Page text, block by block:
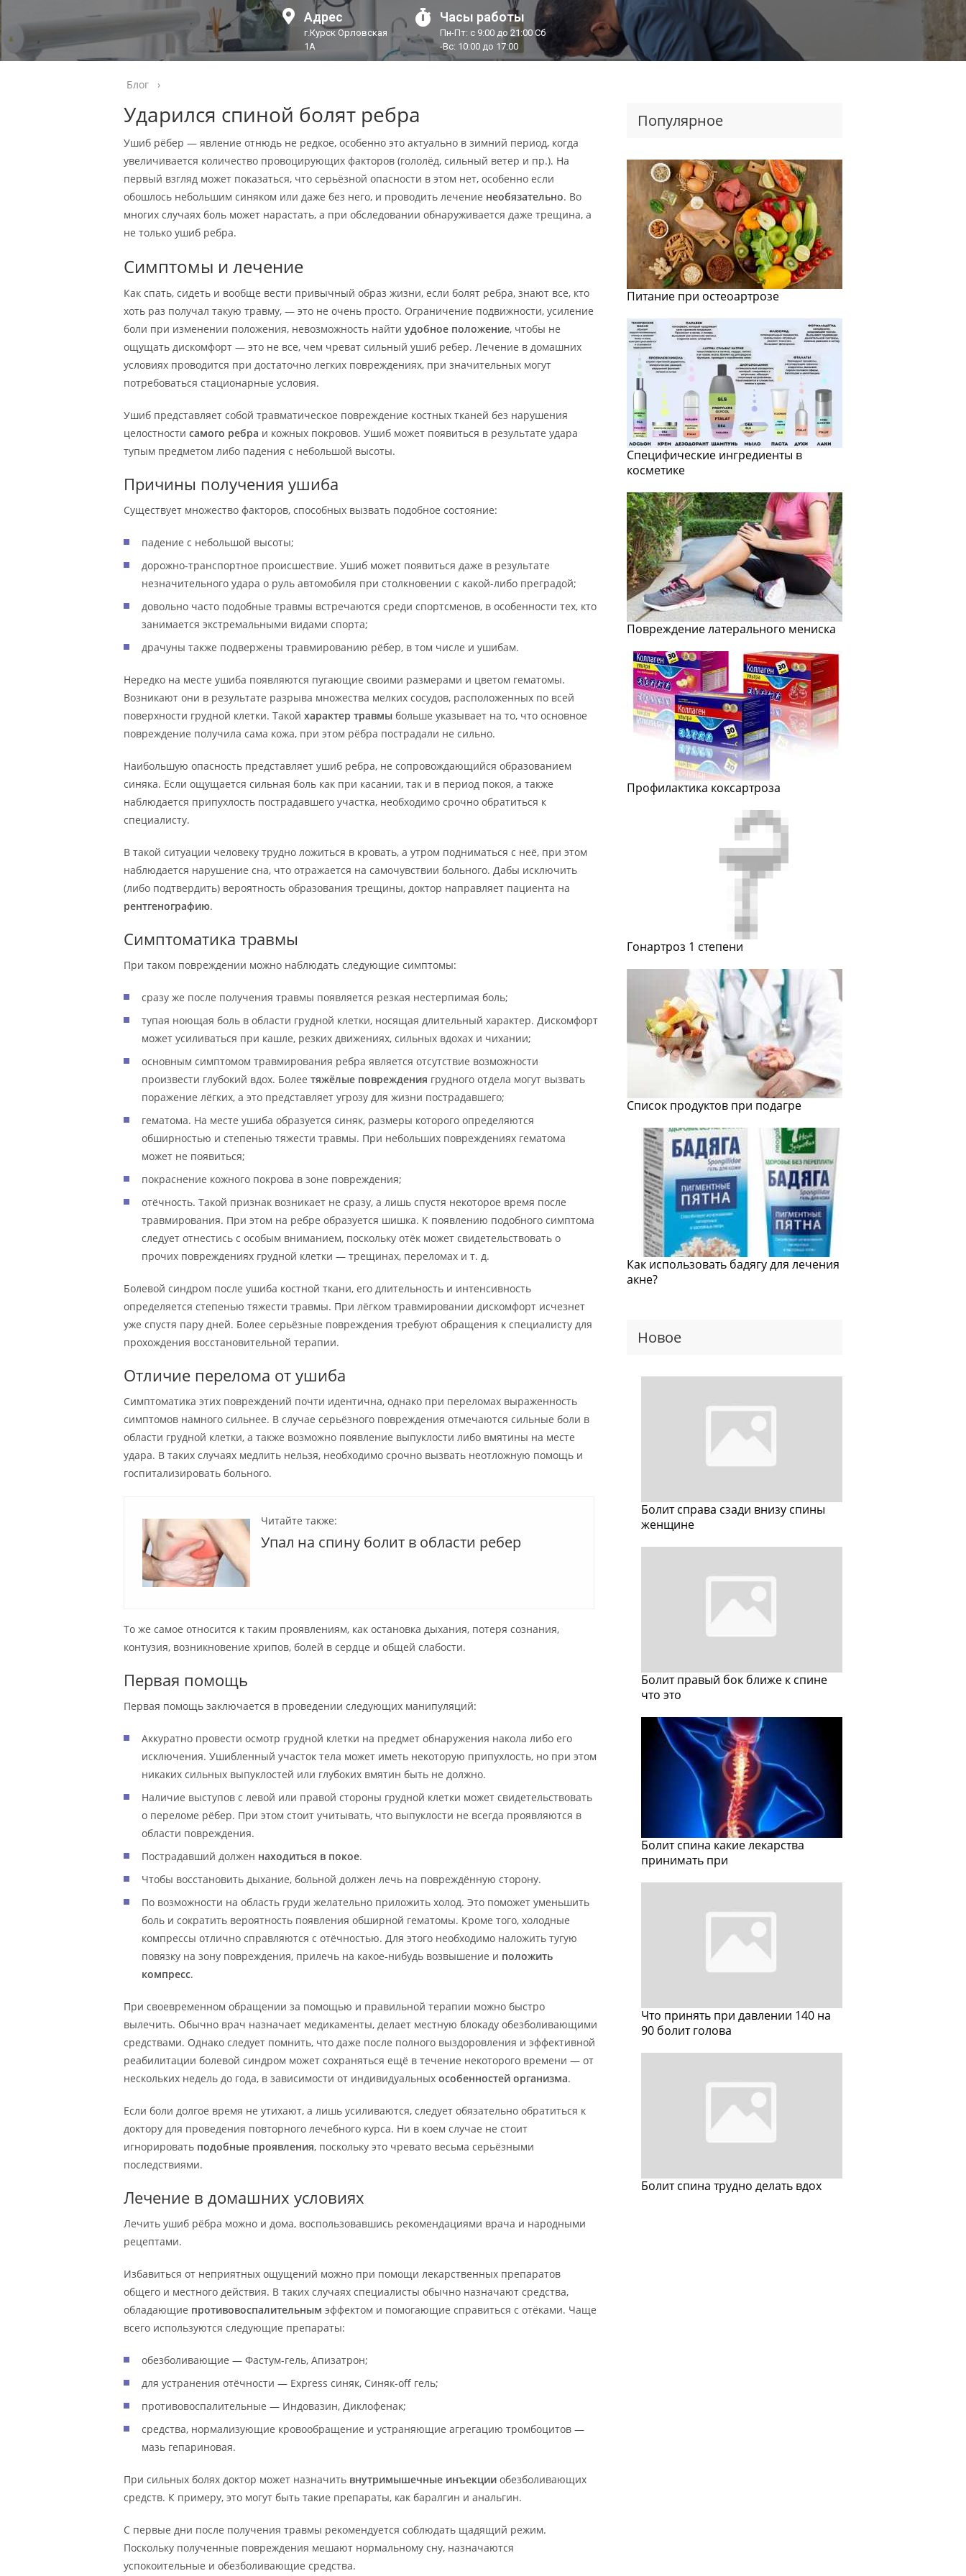
Адрес
г.Курск Орловская
1А
Часы работы
Пн-Пт: с 9:00 до 21:00 Сб
-Вс: 10:00 до 17:00
Блог ›
Ударился спиной болят ребра
Ушиб рёбер — явление отнюдь не редкое, особенно это актуально в зимний период, когда
увеличивается количество провоцирующих факторов (гололёд, сильный ветер и пр.). На
первый взгляд может показаться, что серьёзной опасности в этом нет, особенно если
обошлось небольшим синяком или даже без него, и проводить лечение необязательно. Во
многих случаях боль может нарастать, а при обследовании обнаруживается даже трещина, а
не только ушиб ребра.
Симптомы и лечение
Как спать, сидеть и вообще вести привычный образ жизни, если болят ребра, знают все, кто
хоть раз получал такую травму, — это не очень просто. Ограничение подвижности, усиление
боли при изменении положения, невозможность найти удобное положение, чтобы не
ощущать дискомфорт — это не все, чем чреват сильный ушиб ребер. Лечение в домашних
условиях проводится при достаточно легких повреждениях, при значительных могут
потребоваться стационарные условия.
Ушиб представляет собой травматическое повреждение костных тканей без нарушения
целостности самого ребра и кожных покровов. Ушиб может появиться в результате удара
тупым предметом либо падения с небольшой высоты.
Причины получения ушиба
Существует множество факторов, способных вызвать подобное состояние:
падение с небольшой высоты;
дорожно-транспортное происшествие. Ушиб может появиться даже в результате
незначительного удара о руль автомобиля при столкновении с какой-либо преградой;
довольно часто подобные травмы встречаются среди спортсменов, в особенности тех, кто
занимается экстремальными видами спорта;
драчуны также подвержены травмированию рёбер, в том числе и ушибам.
Нередко на месте ушиба появляются пугающие своими размерами и цветом гематомы.
Возникают они в результате разрыва множества мелких сосудов, расположенных по всей
поверхности грудной клетки. Такой характер травмы больше указывает на то, что основное
повреждение получила сама кожа, при этом рёбра пострадали не сильно.
Наибольшую опасность представляет ушиб ребра, не сопровождающийся образованием
синяка. Если ощущается сильная боль как при касании, так и в период покоя, а также
наблюдается припухлость пострадавшего участка, необходимо срочно обратиться к
специалисту.
В такой ситуации человеку трудно ложиться в кровать, а утром подниматься с неё, при этом
наблюдается нарушение сна, что отражается на самочувствии больного. Дабы исключить
(либо подтвердить) вероятность образования трещины, доктор направляет пациента на
рентгенографию.
Симптоматика травмы
При таком повреждении можно наблюдать следующие симптомы:
сразу же после получения травмы появляется резкая нестерпимая боль;
тупая ноющая боль в области грудной клетки, носящая длительный характер. Дискомфорт
может усиливаться при кашле, резких движениях, сильных вдохах и чихании;
основным симптомом травмирования ребра является отсутствие возможности
произвести глубокий вдох. Более тяжёлые повреждения грудного отдела могут вызвать
поражение лёгких, а это представляет угрозу для жизни пострадавшего;
гематома. На месте ушиба образуется синяк, размеры которого определяются
обширностью и степенью тяжести травмы. При небольших повреждениях гематома
может не появиться;
покраснение кожного покрова в зоне повреждения;
отёчность. Такой признак возникает не сразу, а лишь спустя некоторое время после
травмирования. При этом на ребре образуется шишка. К появлению подобного симптома
следует отнестись с особым вниманием, поскольку отёк может свидетельствовать о
прочих повреждениях грудной клетки — трещинах, переломах и т. д.
Болевой синдром после ушиба костной ткани, его длительность и интенсивность
определяется степенью тяжести травмы. При лёгком травмировании дискомфорт исчезнет
уже спустя пару дней. Более серьёзные повреждения требуют обращения к специалисту для
прохождения восстановительной терапии.
Отличие перелома от ушиба
Симптоматика этих повреждений почти идентична, однако при переломах выраженность
симптомов намного сильнее. В случае серьёзного повреждения отмечаются сильные боли в
области грудной клетки, а также возможно появление выпуклости либо вмятины на месте
удара. В таких случаях медлить нельзя, необходимо срочно вызвать неотложную помощь и
госпитализировать больного.
Читайте также:
Упал на спину болит в области ребер
То же самое относится к таким проявлениям, как остановка дыхания, потеря сознания,
контузия, возникновение хрипов, болей в сердце и общей слабости.
Первая помощь
Первая помощь заключается в проведении следующих манипуляций:
Аккуратно провести осмотр грудной клетки на предмет обнаружения накола либо его
исключения. Ушибленный участок тела может иметь некоторую припухлость, но при этом
никаких сильных выпуклостей или глубоких вмятин быть не должно.
Наличие выступов с левой или правой стороны грудной клетки может свидетельствовать
о переломе рёбер. При этом стоит учитывать, что выпуклости не всегда проявляются в
области повреждения.
Пострадавший должен находиться в покое.
Чтобы восстановить дыхание, больной должен лечь на повреждённую сторону.
По возможности на область груди желательно приложить холод. Это поможет уменьшить
боль и сократить вероятность появления обширной гематомы. Кроме того, холодные
компрессы отлично справляются с отёчностью. Для этого необходимо наложить тугую
повязку на зону повреждения, прилечь на какое-нибудь возвышение и положить
компресс.
При своевременном обращении за помощью и правильной терапии можно быстро
вылечить. Обычно врач назначает медикаменты, делает местную блокаду обезболивающими
средствами. Однако следует помнить, что даже после полного выздоровления и эффективной
реабилитации болевой синдром может сохраняться ещё в течение некоторого времени — от
нескольких недель до года, в зависимости от индивидуальных особенностей организма.
Если боли долгое время не утихают, а лишь усиливаются, следует обязательно обратиться к
доктору для проведения повторного лечебного курса. Ни в коем случае не стоит
игнорировать подобные проявления, поскольку это чревато весьма серьёзными
последствиями.
Лечение в домашних условиях
Лечить ушиб рёбра можно и дома, воспользовавшись рекомендациями врача и народными
рецептами.
Избавиться от неприятных ощущений можно при помощи лекарственных препаратов
общего и местного действия. В таких случаях специалисты обычно назначают средства,
обладающие противовоспалительным эффектом и помогающие справиться с отёками. Чаще
всего используются следующие препараты:
обезболивающие — Фастум-гель, Апизатрон;
для устранения отёчности — Express синяк, Синяк-off гель;
противовоспалительные — Индовазин, Диклофенак;
средства, нормализующие кровообращение и устраняющие агрегацию тромбоцитов —
мазь гепариновая.
При сильных болях доктор может назначить внутримышечные инъекции обезболивающих
средств. К примеру, это могут быть такие препараты, как баралгин и анальгин.
С первые дни после получения травмы рекомендуется соблюдать щадящий режим.
Поскольку полученные повреждения мешают нормальному сну, назначаются
успокоительные и обезболивающие средства.
Популярное
Питание при остеоартрозе
Специфические ингредиенты в
косметике
Повреждение латерального мениска
Профилактика коксартроза
Гонартроз 1 степени
Список продуктов при подагре
Как использовать бадягу для лечения
акне?
Новое
Болит справа сзади внизу спины
женщине
Болит правый бок ближе к спине
что это
Болит спина какие лекарства
принимать при
Что принять при давлении 140 на
90 болит голова
Болит спина трудно делать вдох